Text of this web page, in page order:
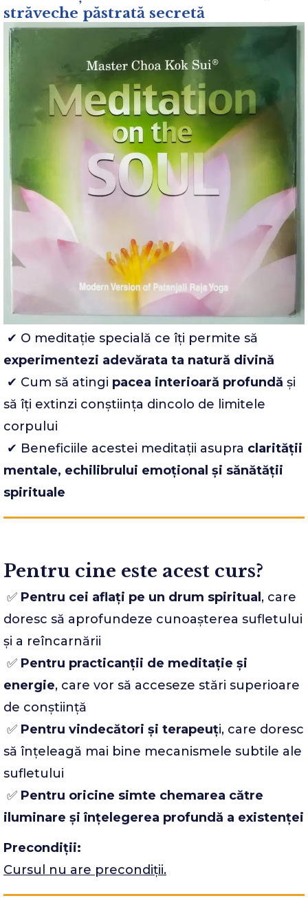
străveche păstrată secretă
✔ O meditație specială ce îți permite să
experimentezi adevărata ta natură divină
✔ Cum să atingi pacea interioară profundă și
să îți extinzi conștiința dincolo de limitele
corpului
✔ Beneficiile acestei meditații asupra clarității
mentale, echilibrului emoțional și sănătății
spirituale
Pentru cine este acest curs?
✅ Pentru cei aflați pe un drum spiritual , care
doresc să aprofundeze cunoașterea sufletului
și a reîncarnării
✅ Pentru practicanții de meditație și
energie, care vor să acceseze stări superioare
de conștiință
✅ Pentru vindecători și terapeuți, care doresc
să înțeleagă mai bine mecanismele subtile ale
sufletului
✅ Pentru oricine simte chemarea către
iluminare și înțelegerea profundă a existenței
Precondiții:
Cursul nu are precondiții.